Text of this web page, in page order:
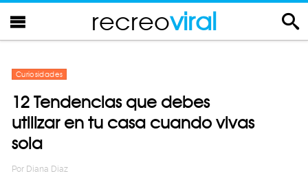
recreoviral
Curiosidades
12 Tendencias que debes
utilizar en tu casa cuando vivas
sola
Por Diana Diaz